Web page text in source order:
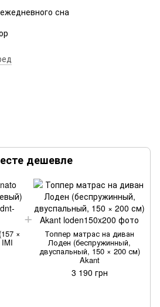
сна
дешевле
× Топпер матрас на диван
Лоден (беспружинный,
двуспальный, 150 × 200 см)
Akant
3 190 грн